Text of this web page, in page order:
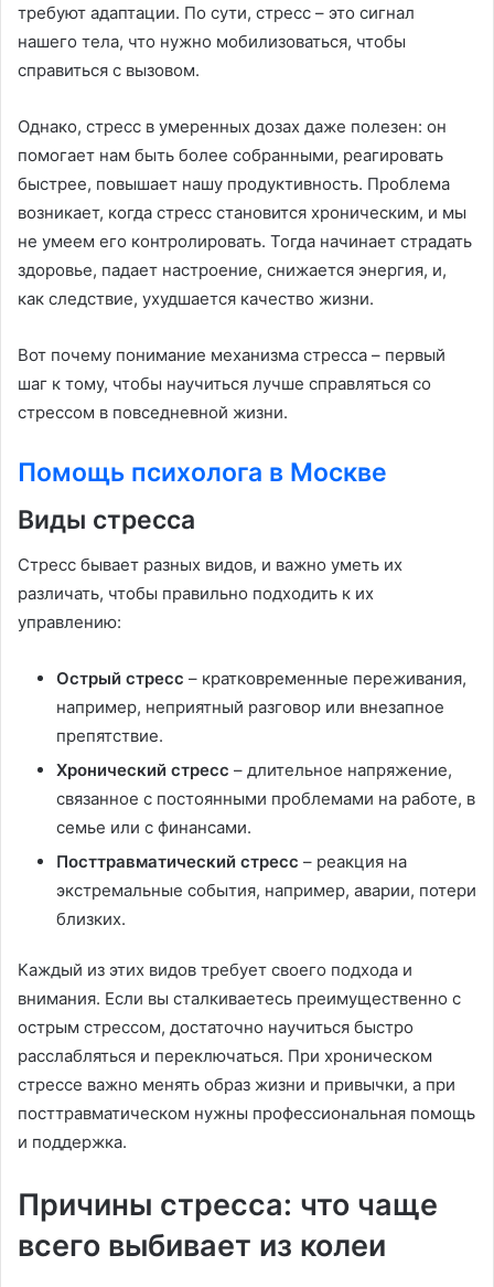
требуют адаптации. По сути, стресс – это сигнал
нашего тела, что нужно мобилизоваться, чтобы
справиться с вызовом.
Однако, стресс в умеренных дозах даже полезен: он
помогает нам быть более собранными, реагировать
быстрее, повышает нашу продуктивность. Проблема
возникает, когда стресс становится хроническим, и мы
не умеем его контролировать. Тогда начинает страдать
здоровье, падает настроение, снижается энергия, и,
как следствие, ухудшается качество жизни.
Вот почему понимание механизма стресса – первый
шаг к тому, чтобы научиться лучше справляться со
стрессом в повседневной жизни.
Помощь психолога в Москве
Виды стресса
Стресс бывает разных видов, и важно уметь их
различать, чтобы правильно подходить к их
управлению:
Острый стресс – кратковременные переживания,
например, неприятный разговор или внезапное
препятствие.
Хронический стресс – длительное напряжение,
связанное с постоянными проблемами на работе, в
семье или с финансами.
Посттравматический стресс – реакция на
экстремальные события, например, аварии, потери
близких.
Каждый из этих видов требует своего подхода и
внимания. Если вы сталкиваетесь преимущественно с
острым стрессом, достаточно научиться быстро
расслабляться и переключаться. При хроническом
стрессе важно менять образ жизни и привычки, а при
посттравматическом нужны профессиональная помощь
и поддержка.
Причины стресса: что чаще
всего выбивает из колеи